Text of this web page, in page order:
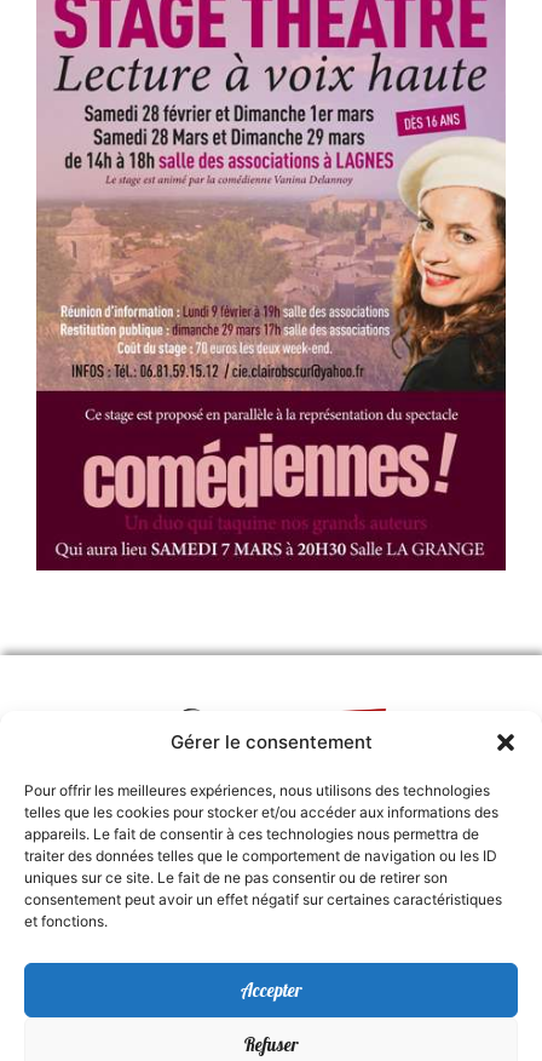
Gérer le consentement
Pour offrir les meilleures expériences, nous utilisons des technologies
telles que les cookies pour stocker et/ou accéder aux informations des
appareils. Le fait de consentir à ces technologies nous permettra de
traiter des données telles que le comportement de navigation ou les ID
uniques sur ce site. Le fait de ne pas consentir ou de retirer son
consentement peut avoir un effet négatif sur certaines caractéristiques
et fonctions.
Accepter
Refuser
4, rue Carnot 84000 Avignon
cie.clairobscur@yahoo.fr
06.81.59.15.12
Cliquez ici !
SUIVEZ-NOUS !